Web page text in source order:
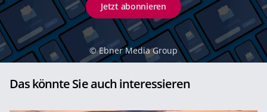
Jetzt abonnieren
© Ebner Media Group
Das könnte Sie auch interessieren